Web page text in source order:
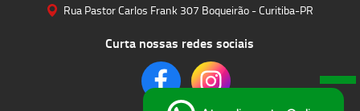
Rua Pastor Carlos Frank 307 Boqueirão - Curitiba-PR
Curta nossas redes sociais